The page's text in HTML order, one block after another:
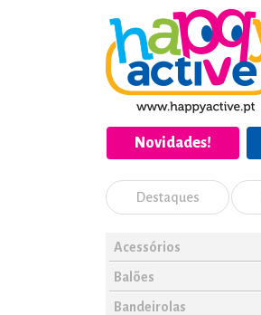
Novidades!
Destaques
Acessórios
Balões
Bandeirolas